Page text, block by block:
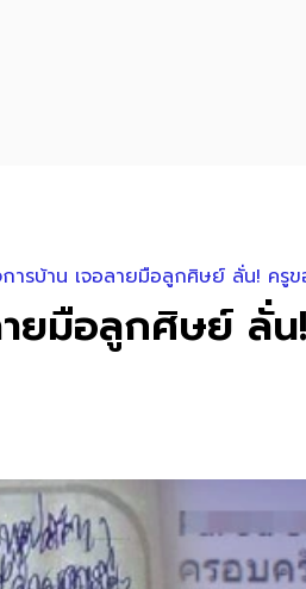
รบ้าน เจอลายมือลูกศิษย์ ลั่น! ครู
ยมือลูกศิษย์ ลั่